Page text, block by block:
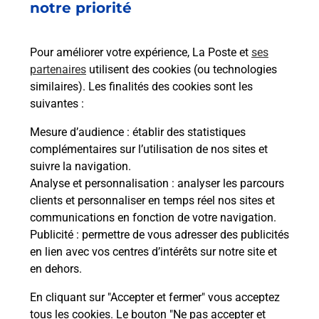
notre priorité
Pour améliorer votre expérience, La Poste et ses
partenaires utilisent des cookies (ou technologies
similaires). Les finalités des cookies sont les
suivantes :
Mesure d’audience : établir des statistiques
complémentaires sur l’utilisation de nos sites et
suivre la navigation.
Analyse et personnalisation : analyser les parcours
clients et personnaliser en temps réel nos sites et
communications en fonction de votre navigation.
Publicité : permettre de vous adresser des publicités
en lien avec vos centres d’intérêts sur notre site et
en dehors.
En cliquant sur "Accepter et fermer" vous acceptez
tous les cookies. Le bouton "Ne pas accepter et
Comment retourner un colis acheté
Comment envoyer un colis ou faire un
retour chez un e-commerçant sans se
déplacer ?
Envoyer un petit colis au meilleur
prix ?